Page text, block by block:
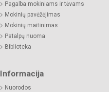
Pagalba mokiniams ir tėvams
Mokinių pavėžėjimas
Mokinių maitinimas
Patalpų nuoma
Biblioteka
Informacija
Nuorodos